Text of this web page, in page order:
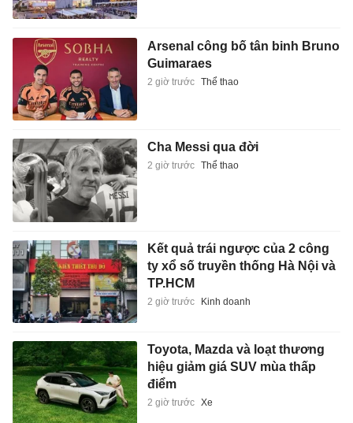
Arsenal công bố tân binh Bruno
Guimaraes
2 giờ trước Thể thao
Cha Messi qua đời
2 giờ trước Thể thao
Kết quả trái ngược của 2 công
ty xổ số truyền thống Hà Nội và
TP.HCM
2 giờ trước Kinh doanh
Toyota, Mazda và loạt thương
hiệu giảm giá SUV mùa thấp
điểm
2 giờ trước Xe